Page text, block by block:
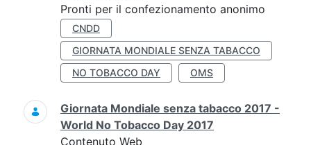
Pronti per il confezionamento anonimo
CNDD
GIORNATA MONDIALE SENZA TABACCO
NO TOBACCO DAY
OMS
Giornata Mondiale senza tabacco 2017 -
World No Tobacco Day 2017
Contenuto Web